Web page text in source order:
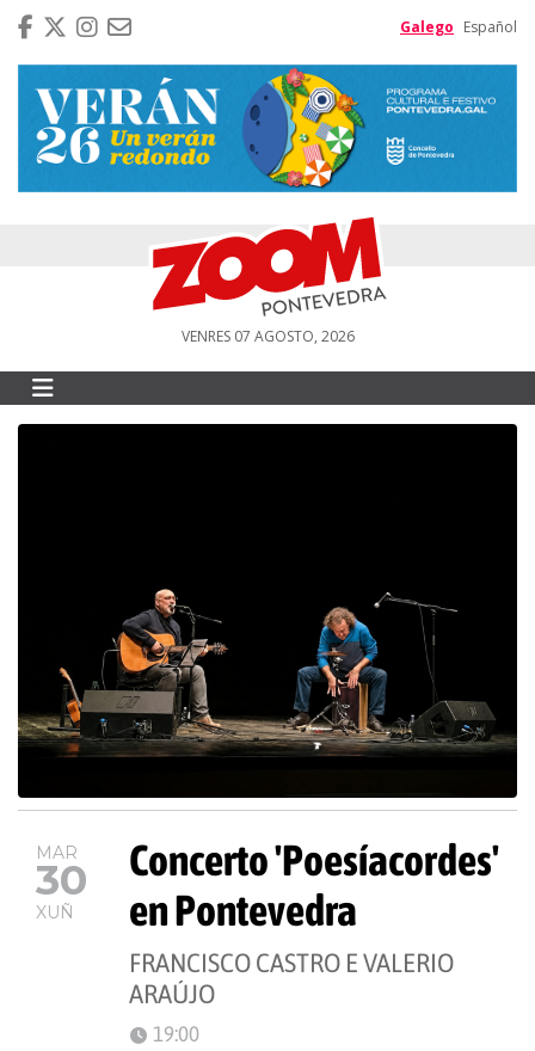
Galego Español
VENRES 07 AGOSTO, 2026
MAR
30
XUÑ
Concerto 'Poesíacordes'
en Pontevedra
FRANCISCO CASTRO E VALERIO
ARAÚJO
19:00